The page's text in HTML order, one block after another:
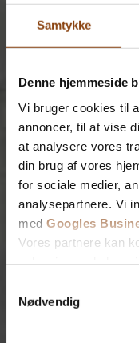
Samtykke
Denne hjemmeside
Vi bruger cookies til
annoncer, til at vise
at analysere vores
din brug af vores
for sociale medier,
analysepartnere. Vi
med Googles
Vores partnere kan
Nødvendig